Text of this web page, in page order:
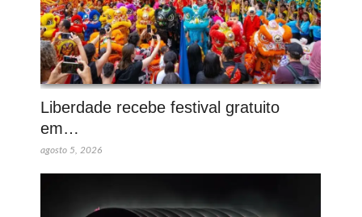
Liberdade recebe festival gratuito
em…
agosto 5, 2026